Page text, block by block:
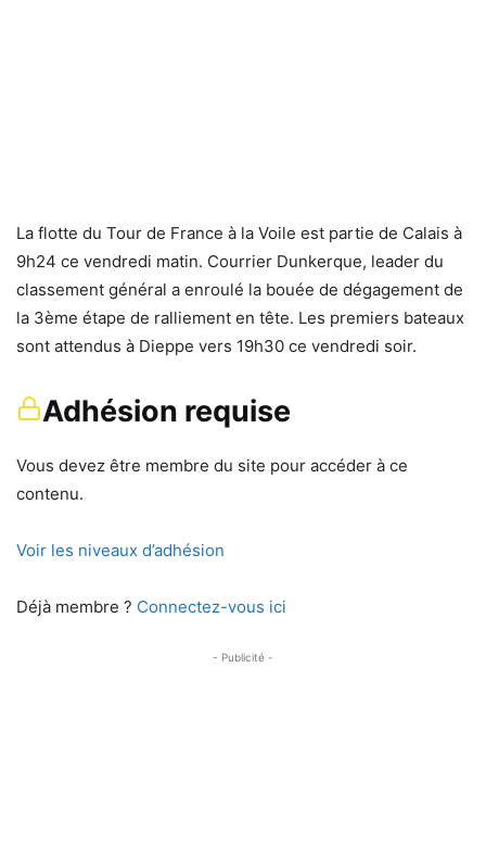
La flotte du Tour de France à la Voile est partie de Calais à
9h24 ce vendredi matin. Courrier Dunkerque, leader du
classement général a enroulé la bouée de dégagement de
la 3ème étape de ralliement en tête. Les premiers bateaux
sont attendus à Dieppe vers 19h30 ce vendredi soir.
Adhésion requise
Vous devez être membre du site pour accéder à ce
contenu.
Voir les niveaux d’adhésion
Déjà membre ? Connectez-vous ici
- Publicité -